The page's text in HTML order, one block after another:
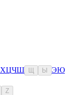
ХЦЧШ Ы ЭЮ
Z